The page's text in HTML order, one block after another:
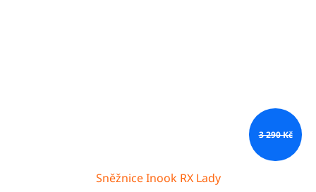
3 290 Kč
Sněžnice Inook RX Lady